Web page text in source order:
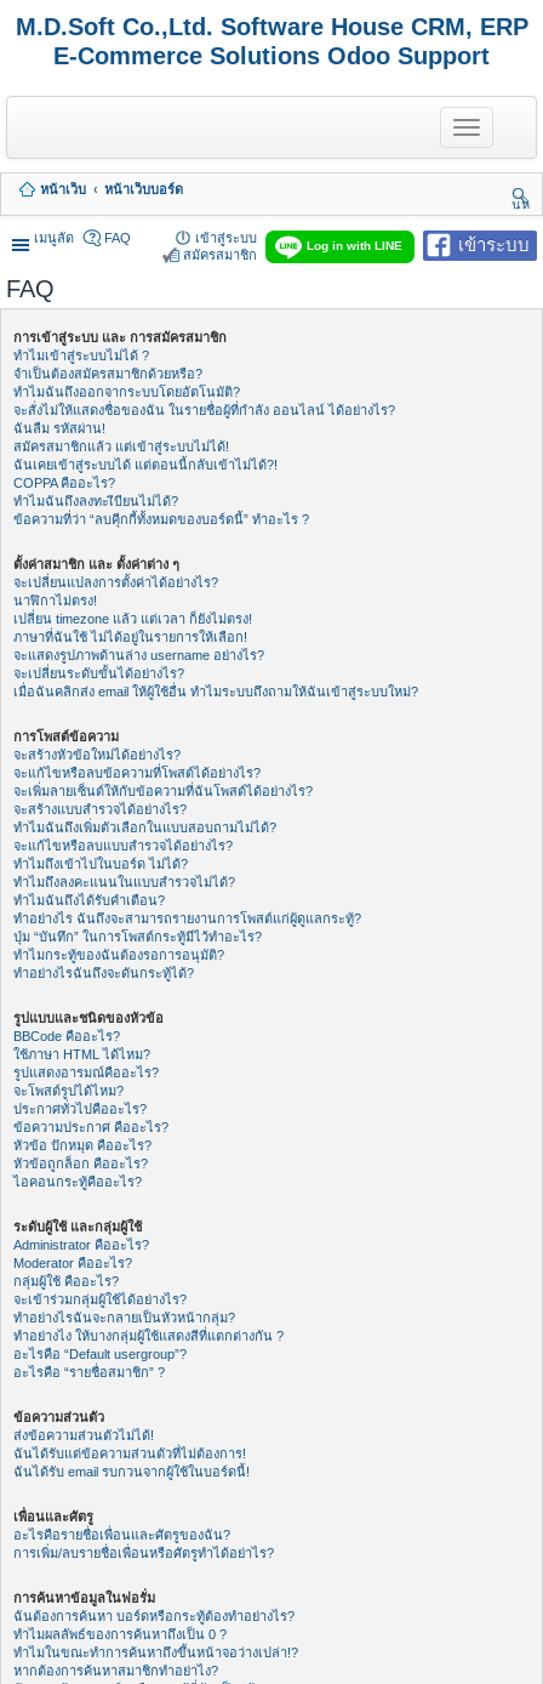
M.D.Soft Co.,Ltd. Software House CRM, ERP
E-Commerce Solutions Odoo Support
T
o
g
e
n
a
g
หน้าเว็บ
หน้าเว็บบอร์ด
นห
า
เมนูลัด
เข้าระบบ
Log in with LINE
FAQ
เข้าสู่ระบบ
สมัครสมาชิก
FAQ
การเข้าสู่ระบบ และ การสมัครสมาชิก
ทำไมเข้าสู่ระบบไม่ได้ ?
จำเป็นต้องสมัครสมาชิกด้วยหรือ?
ทำไมฉันถึงออกจากระบบโดยอัตโนมัติ?
จะสั่งไม่ให้แสดงชื่อของฉัน ในรายชื่อผู้ที่กำลัง ออนไลน์ ได้อย่างไร?
ฉันลืม รหัสผ่าน!
สมัครสมาชิกแล้ว แต่เข้าสู่ระบบไม่ได้!
ฉันเคยเข้าสู่ระบบได้ แต่ตอนนี้กลับเข้าไม่ได้?!
COPPA คืออะไร?
ทำไมฉันถึงลงทะเีบียนไม่ได้?
ข้อความที่ว่า “ลบคุีกกี้ทั้งหมดของบอร์ดนี้” ทำอะไร ?
ตั้งค่าสมาชิก และ ตั้งค่าต่าง ๆ
จะเปลี่ยนแปลงการตั้งค่าได้อย่างไร?
นาฬิกาไม่ตรง!
เปลี่ยน timezone แล้ว แต่เวลา ก็ยังไม่ตรง!
ภาษาที่ฉันใช้ ไม่ได้อยู่ในรายการให้เลือก!
จะแสดงรูปภาพด้านล่าง username อย่างไร?
จะเปลี่ยนระดับขั้นได้อย่างไร?
เมื่อฉันคลิกส่ง email ให้ผู้ใช้อื่น ทำไมระบบถึงถามให้ฉันเข้าสู่ระบบใหม่?
การโพสต์ข้อความ
จะสร้างหัวข้อใหม่ได้อย่างไร?
จะแก้ไขหรือลบข้อความที่โพสต์ได้อย่างไร?
จะเพิ่มลายเซ็นต์ให้กับข้อความที่ฉันโพสต์ได้อย่างไร?
จะสร้างแบบสำรวจได้อย่างไร?
ทำไมฉันถึงเพิ่มตัวเลือกในแบบสอบถามไม่ได้?
จะแก้ไขหรือลบแบบสำรวจได้อย่างไร?
ทำไมถึงเข้าไปในบอร์ด ไม่ได้?
ทำไมถึงลงคะแนนในแบบสำรวจไม่ได้?
ทำไมฉันถึงได้รับคำเตือน?
ทำอย่างไร ฉันถึงจะสามารถรายงานการโพสต์แก่ผู้ดูแลกระทู้?
ปุ่ม “บันทึก” ในการโพสต์กระทู้มีไว้ทำอะไร?
ทำไมกระทู้ของฉันต้องรอการอนุมัติ?
ทำอย่างไรฉันถึงจะดันกระทู้ได้?
รูปแบบและชนิดของหัวข้อ
BBCode คืออะไร?
ใช้ภาษา HTML ได้ไหม?
รูปแสดงอารมณ์คืออะไร?
จะโพสต์รูปได้ไหม?
ประกาศทั่วไปคืออะไร?
ข้อความประกาศ คืออะไร?
หัวข้อ ปักหมุด คืออะไร?
หัวข้อถูกล็อก คืออะไร?
ไอคอนกระทู้คืออะไร?
ระดับผู้ใช้ และกลุ่มผู้ใช้
Administrator คืออะไร?
Moderator คืออะไร?
กลุ่มผู้ใช้ คืออะไร?
จะเข้าร่วมกลุ่มผู้ใช้ได้อย่างไร?
ทำอย่างไรฉันจะกลายเป็นหัวหน้ากลุ่ม?
ทำอย่างไง ให้บางกลุ่มผู้ใช้แสดงสีที่แตกต่างกัน ?
อะไรคือ “Default usergroup”?
อะไรคือ “รายชื่อสมาชิก” ?
ข้อความส่วนตัว
ส่งข้อความส่วนตัวไม่ได้!
ฉันได้รับแต่ข้อความส่วนตัวที่ไม่ต้องการ!
ฉันได้รับ email รบกวนจากผู้ใช้ในบอร์ดนี้!
เพื่อนและศัตรู
อะไรคือรายชื่อเพื่อนและศัตรูของฉัน?
การเพิ่ม/ลบรายชื่อเพื่อนหรือศัตรูทำได้อย่าไร?
การค้นหาข้อมูลในฟอรั่ม
ฉันต้องการค้นหา บอร์ดหรือกระทู้ต้องทำอย่างไร?
ทำไมผลลัพธ์ของการค้นหาถึงเป็น 0 ?
ทำไมในขณะทำการค้นหาถึงขึ้นหน้าจอว่างเปล่า!?
หากต้องการค้นหาสมาชิกทำอย่าไง?